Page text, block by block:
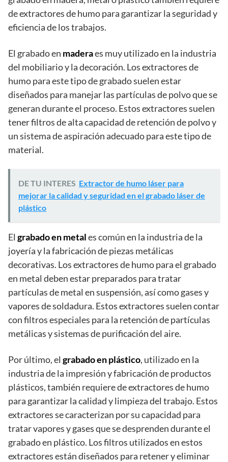
de extractores de humo para garantizar la seguridad y
eficiencia de los trabajos.
El grabado en maderaes muy utilizado en la industria
del mobiliario y la decoración. Los extractores de
humo para este tipo de grabado suelen estar
diseñados para manejar las partículas de polvo que se
generan durante el proceso. Estos extractores suelen
tener filtros de alta capacidad de retención de polvo y
un sistema de aspiración adecuado para este tipo de
material.
DE TU INTERES Extractor de humo láser para
mejorar la calidad y seguridad en el grabado láser de
plástico
El grabado en metales común en la industria de la
joyería y la fabricación de piezas metálicas
decorativas. Los extractores de humo para el grabado
en metal deben estar preparados para tratar
partículas de metal en suspensión, así como gases y
vapores de soldadura. Estos extractores suelen contar
con filtros especiales para la retención de partículas
metálicas y sistemas de purificación del aire.
Por último, el grabado en plástico, utilizado en la
industria de la impresión y fabricación de productos
plásticos, también requiere de extractores de humo
para garantizar la calidad y limpieza del trabajo. Estos
extractores se caracterizan por su capacidad para
tratar vapores y gases que se desprenden durante el
grabado en plástico. Los filtros utilizados en estos
extractores están diseñados para retener y eliminar